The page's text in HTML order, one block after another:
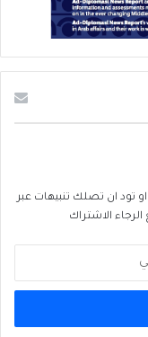
تود ان تصلك تنبيهات عبر
الاشتراك